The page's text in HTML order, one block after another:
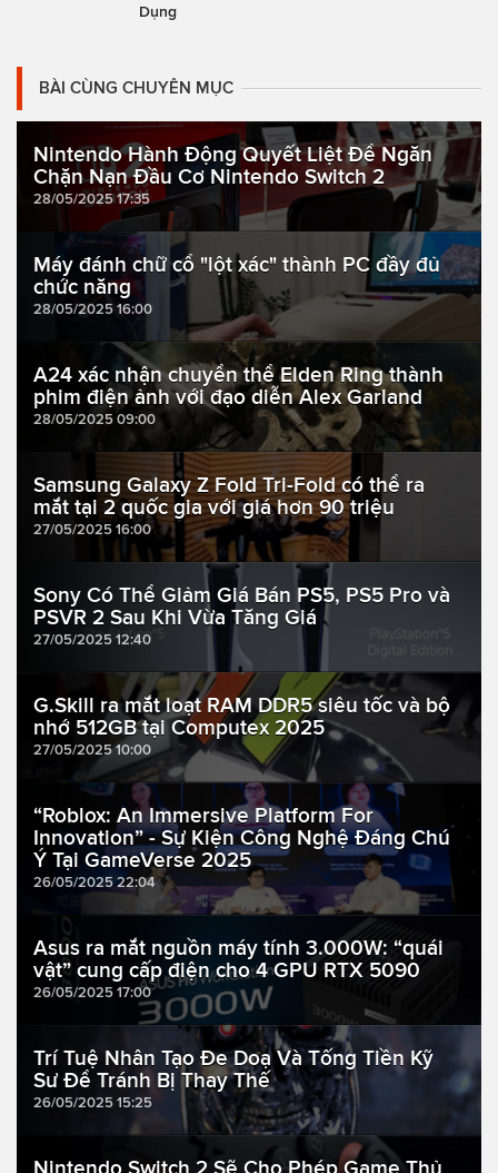
Dụng
BÀI CÙNG CHUYÊN MỤC
Nintendo Hành Động Quyết Liệt Để Ngăn
Chặn Nạn Đầu Cơ Nintendo Switch 2
28/05/2025 17:35
Máy đánh chữ cổ "lột xác" thành PC đầy đủ
chức năng
28/05/2025 16:00
A24 xác nhận chuyển thể Elden Ring thành
phim điện ảnh với đạo diễn Alex Garland
28/05/2025 09:00
Samsung Galaxy Z Fold Tri-Fold có thể ra
mắt tại 2 quốc gia với giá hơn 90 triệu
27/05/2025 16:00
Sony Có Thể Giảm Giá Bán PS5, PS5 Pro và
PSVR 2 Sau Khi Vừa Tăng Giá
27/05/2025 12:40
G.Skill ra mắt loạt RAM DDR5 siêu tốc và bộ
nhớ 512GB tại Computex 2025
27/05/2025 10:00
“Roblox: An Immersive Platform For
Innovation” - Sự Kiện Công Nghệ Đáng Chú
Ý Tại GameVerse 2025
26/05/2025 22:04
Asus ra mắt nguồn máy tính 3.000W: “quái
vật” cung cấp điện cho 4 GPU RTX 5090
26/05/2025 17:00
Trí Tuệ Nhân Tạo Đe Doạ Và Tống Tiền Kỹ
Sư Để Tránh Bị Thay Thế
26/05/2025 15:25
Nintendo Switch 2 Sẽ Cho Phép Game Thủ